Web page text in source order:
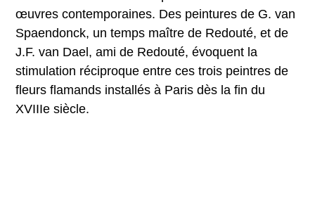
œuvres contemporaines. Des peintures de G. van
Spaendonck, un temps maître de Redouté, et de
J.F. van Dael, ami de Redouté, évoquent la
stimulation réciproque entre ces trois peintres de
fleurs flamands installés à Paris dès la fin du
XVIIIe siècle.